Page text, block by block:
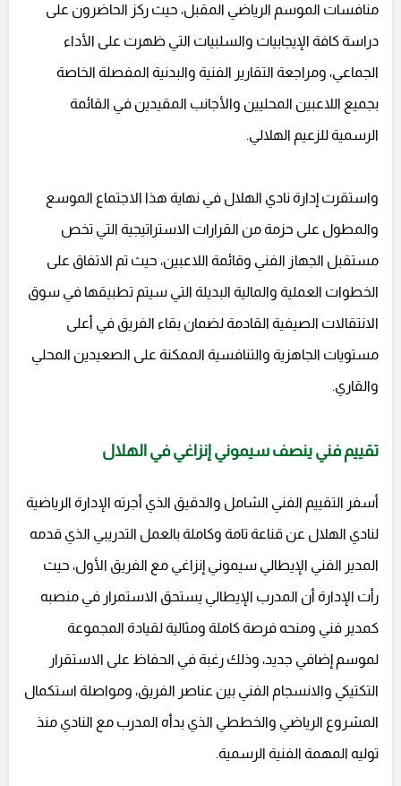
منافسات الموسم الرياضي المقبل، حيث ركز الحاضرون على
دراسة كافة الإيجابيات والسلبيات التي ظهرت على الأداء
الجماعي، ومراجعة التقارير الفنية والبدنية المفصلة الخاصة
بجميع اللاعبين المحليين والأجانب المقيدين في القائمة
الرسمية للزعيم الهلالي.
واستقرت إدارة نادي الهلال في نهاية هذا الاجتماع الموسع
والمطول على حزمة من القرارات الاستراتيجية التي تخص
مستقبل الجهاز الفني وقائمة اللاعبين، حيث تم الاتفاق على
الخطوات العملية والمالية البديلة التي سيتم تطبيقها في سوق
الانتقالات الصيفية القادمة لضمان بقاء الفريق في أعلى
مستويات الجاهزية والتنافسية الممكنة على الصعيدين المحلي
والقاري.
تقييم فني ينصف سيموني إنزاغي في الهلال
أسفر التقييم الفني الشامل والدقيق الذي أجرته الإدارة الرياضية
لنادي الهلال عن قناعة تامة وكاملة بالعمل التدريبي الذي قدمه
المدير الفني الإيطالي سيموني إنزاغي مع الفريق الأول، حيث
رأت الإدارة أن المدرب الإيطالي يستحق الاستمرار في منصبه
كمدير فني ومنحه فرصة كاملة ومثالية لقيادة المجموعة
لموسم إضافي جديد، وذلك رغبة في الحفاظ على الاستقرار
التكتيكي والانسجام الفني بين عناصر الفريق، ومواصلة استكمال
المشروع الرياضي والخططي الذي بدأه المدرب مع النادي منذ
توليه المهمة الفنية الرسمية.